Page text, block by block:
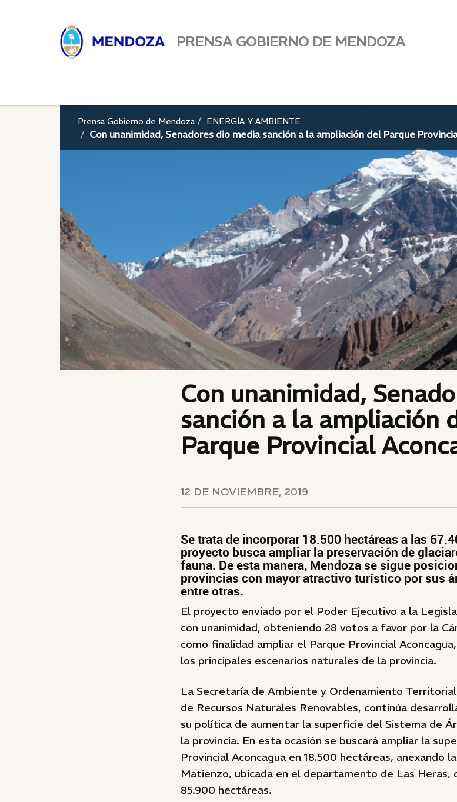
PRENSA GOBIERNO DE MENDOZA
Prensa Gobierno de Mendoza ENERGÍA Y AMBIENTE
Con unanimidad, Senadores dio media sanción a la ampliación del Parque
Con unanimidad,
sanción a la ampliación
Parque Provincial
12 DE NOVIEMBRE, 2019
Se trata de incorporar 18.500 hectáreas a las
proyecto busca ampliar la preservación de
fauna. De esta manera, Mendoza se sigue
provincias con mayor atractivo turístico por sus
entre otras.
El proyecto enviado por el Poder Ejecutivo a la
con unanimidad, obteniendo 28 votos a favor por la
como finalidad ampliar el Parque Provincial
los principales escenarios naturales de la provincia.
La Secretaría de Ambiente y Ordenamiento
de Recursos Naturales Renovables, continúa
su política de aumentar la superficie del Sistema de
la provincia. En esta ocasión se buscará ampliar la
Provincial Aconcagua en 18.500 hectáreas, anexando
Matienzo, ubicada en el departamento de Las
85.900 hectáreas.